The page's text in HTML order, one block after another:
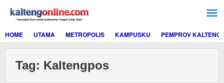
konten
HOME
UTAMA METROPOLIS KAMPUSKU PEMPROV KALTENG
Tag: Kaltengpos